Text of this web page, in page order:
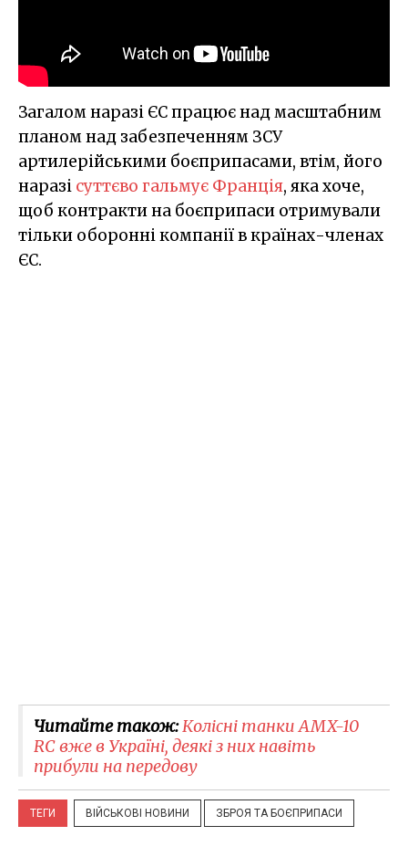
Загалом наразі ЄС працює над масштабним
планом над забезпеченням ЗСУ
артилерійськими боєприпасами, втім, його
наразі суттєво гальмує Франція, яка хоче,
щоб контракти на боєприпаси отримували
тільки оборонні компанії в країнах-членах
ЄС.
Читайте також:Колісні танки AMX-10
RC вже в Україні, деякі з них навіть
прибули на передову
ТЕГИ ВІЙСЬКОВІ НОВИНИ ЗБРОЯ ТА БОЄПРИПАСИ